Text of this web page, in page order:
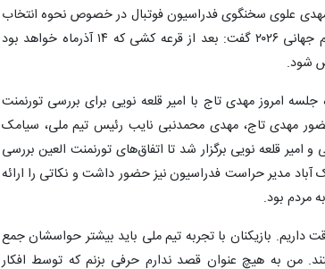
علوی سخنگوی فدراسیون فوتبال در خصوص نحوه انتخاب
رقیبان تدارکاتی تیم ملی ایران در مسیر جام جهانی ۲۰۲۶ گفت: بعد از قرعه کشی که ۱۴ آذرماه خواهد بود
شود.
امروز مهدی تاج با امیر قلعه نویی برای بررسی تورنمنت
مهدی تاج، مهدی محمدنبی نایب رئیس تیم ملی، سیامک
قلعه نویی برگزار شد تا اتفاق‌های تورنمنت العین بررسی
آباد مدیر حراست فدراسیون نیز حضور داشت و نکاتی را ارائه
مردم بود.
۱۹۹ روز تا آغاز جام جهانی ۲۰۲۶ وقت داریم. بازیکنان با تجربه تیم ملی باید بیشتر حواسشان جمع
من به هیچ عنوان قصد ندارم حرفی بزنم که توسط افکار